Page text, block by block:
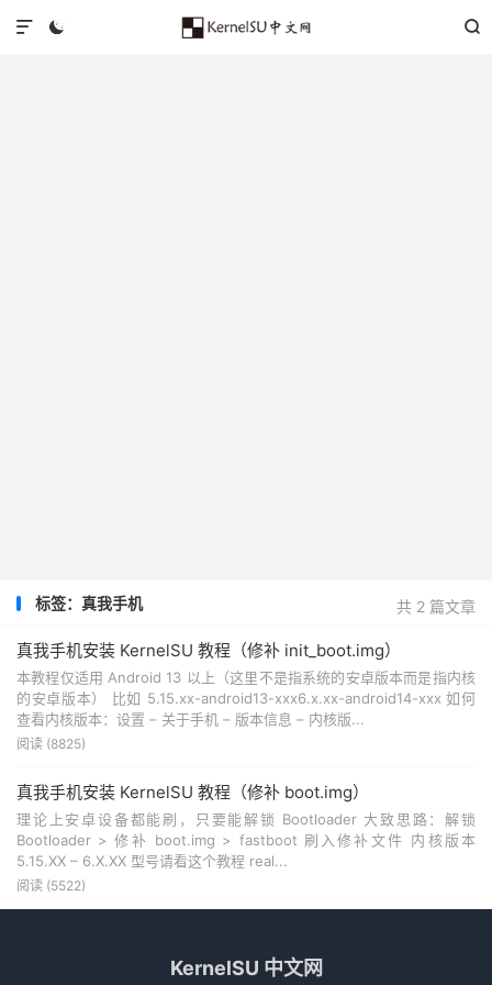



共 2 篇文章
标签：真我手机
真我手机安装 KernelSU 教程（修补 init_boot.img）
本教程仅适用 Android 13 以上（这里不是指系统的安卓版本而是指内核
的安卓版本） 比如 5.15.xx-android13-xxx6.x.xx-android14-xxx 如何
查看内核版本：设置 – 关于手机 – 版本信息 – 内核版...
阅读 (8825)
真我手机安装 KernelSU 教程（修补 boot.img）
理论上安卓设备都能刷，只要能解锁 Bootloader 大致思路：解锁
Bootloader > 修补 boot.img > fastboot 刷入修补文件 内核版本
5.15.XX – 6.X.XX 型号请看这个教程 real...
阅读 (5522)
KernelSU 中文网